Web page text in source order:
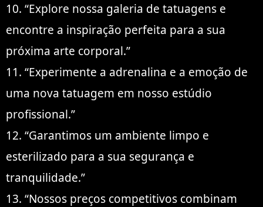
10. “Explore nossa galeria de tatuagens e
encontre a inspiração perfeita para a sua
próxima arte corporal.”
11. “Experimente a adrenalina e a emoção de
uma nova tatuagem em nosso estúdio
profissional.”
12. “Garantimos um ambiente limpo e
esterilizado para a sua segurança e
tranquilidade.”
13. “Nossos preços competitivos combinam